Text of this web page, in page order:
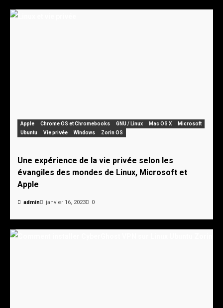
Apple Chrome OS et Chromebooks GNU / Linux Mac OS X
Microsoft
Ubuntu
Vie privée Windows Zorin OS
Une expérience de la vie privée selon les
évangiles des mondes de Linux, Microsoft et
Apple
admin janvier 16, 2023 0